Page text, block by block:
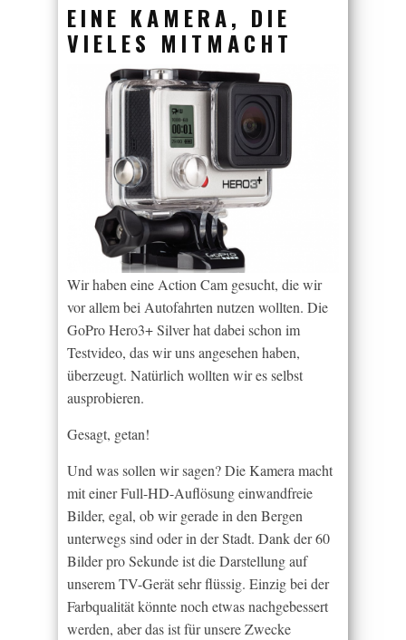
EINE KAMERA, DIE
VIELES MITMACHT
Wir haben eine Action Cam gesucht, die wir
vor allem bei Autofahrten nutzen wollten. Die
GoPro Hero3+ Silver hat dabei schon im
Testvideo, das wir uns angesehen haben,
überzeugt. Natürlich wollten wir es selbst
ausprobieren.
Gesagt, getan!
Und was sollen wir sagen? Die Kamera macht
mit einer Full-HD-Auflösung einwandfreie
Bilder, egal, ob wir gerade in den Bergen
unterwegs sind oder in der Stadt. Dank der 60
Bilder pro Sekunde ist die Darstellung auf
unserem TV-Gerät sehr flüssig. Einzig bei der
Farbqualität könnte noch etwas nachgebessert
werden, aber das ist für unsere Zwecke